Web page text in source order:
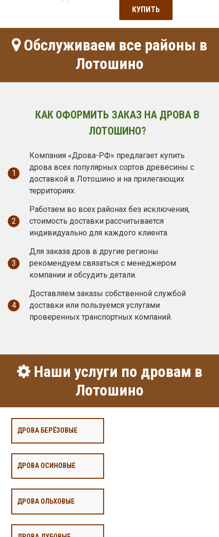
КУПИТЬ
Обслуживаем все районы в
Лотошино
КАК ОФОРМИТЬ ЗАКАЗ НА ДРОВА В
ЛОТОШИНО?
1
Компания «Дрова-РФ» предлагает купить
дрова всех популярных сортов древесины с
доставкой в Лотошино и на прилегающих
территориях.
2
Работаем во всех районах без исключения,
стоимость доставки рассчитывается
индивидуально для каждого клиента.
3
Для заказа дров в другие регионы
рекомендуем связаться с менеджером
компании и обсудить детали.
4
Доставляем заказы собственной службой
доставки или пользуемся услугами
проверенных транспортных компаний.
Наши услуги по дровам в
Лотошино
ДРОВА БЕРЁЗОВЫЕ
ДРОВА ОСИНОВЫЕ
ДРОВА ОЛЬХОВЫЕ